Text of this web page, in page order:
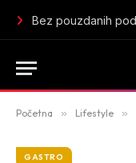
Bez pouzdanih
Početna » Lifestyle »
GASTRO